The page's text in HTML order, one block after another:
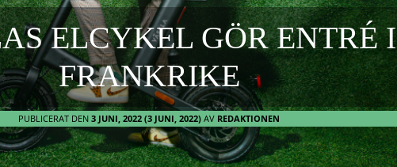
ELCYKEL GÖR ENTRÉ I
FRANKRIKE
PUBLICERAT DEN 3 JUNI, 2022 (3 JUNI, 2022) AV REDAKTIONEN